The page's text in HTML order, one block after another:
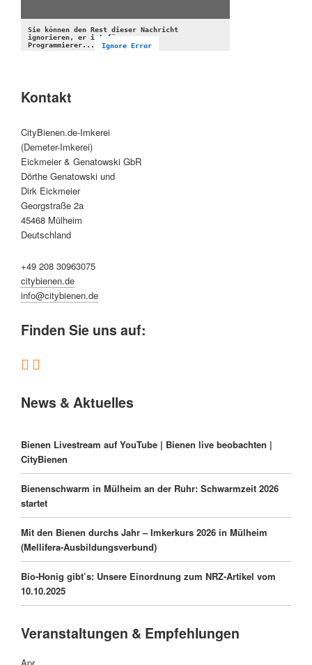
Kontakt
CityBienen.de-Imkerei
(Demeter-Imkerei)
Eickmeier & Genatowski GbR
Dörthe Genatowski und
Dirk Eickmeier
Georgstraße 2a
45468 Mülheim
Deutschland
+49 208 30963075
citybienen.de
info@citybienen.de
Finden Sie uns auf:
News & Aktuelles
Bienen Livestream auf YouTube | Bienen live beobachten |
CityBienen
Bienenschwarm in Mülheim an der Ruhr: Schwarmzeit 2026
startet
Mit den Bienen durchs Jahr – Imkerkurs 2026 in Mülheim
(Mellifera-Ausbildungsverbund)
Bio-Honig gibt’s: Unsere Einordnung zum NRZ-Artikel vom
10.10.2025
Veranstaltungen & Empfehlungen